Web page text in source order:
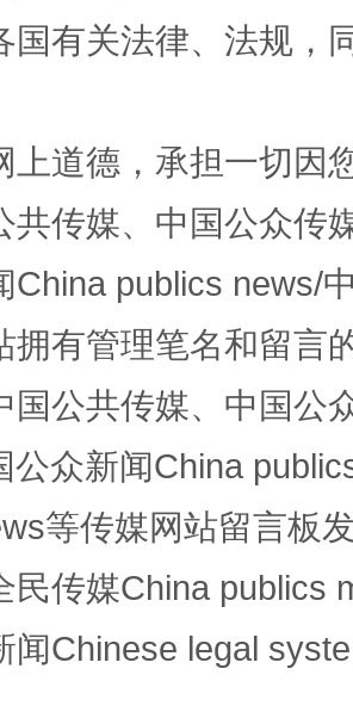
国有关法律、法规，
上道德，承担一切因
共传媒、中国公众传
China publics news/
拥有管理笔名和留言
国公共传媒、中国公
公众新闻China
等传媒网站留言板
民传媒China publics
闻Chinese legal